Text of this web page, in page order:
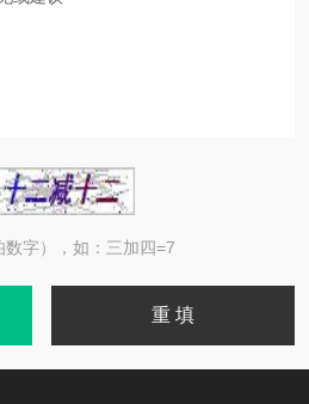
字），如：三加四=7